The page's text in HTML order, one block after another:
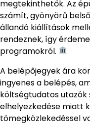
megtekinthetők. Az
számít, gyönyörű
állandó kiállítások
rendeznek, így
programokról.
A belépőjegyek ára
ingyenes a belépés,
költségtudatos utazók
elhelyezkedése miatt
tömegközlekedéssel